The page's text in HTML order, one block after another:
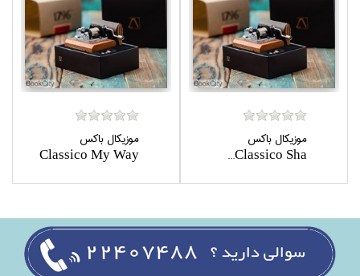
موزيكال باكس
Classico Sha...
موزيكال باكس
Classico My Way